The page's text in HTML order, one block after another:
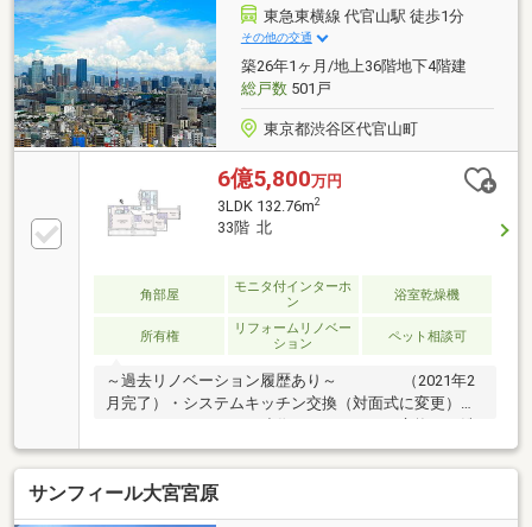
まいばすけっと 赤羽岩淵駅前店…約141ｍ ●セブン-イ
レブン 赤羽岩淵駅前店…約220ｍ※その他月額費用 地
代：4787円、ハイセクト利用料：1404円、町会費：
100円
東急東横線 代官山駅 徒歩1分
その他の交通
築26年1ヶ月/地上36階地下4階建
総戸数501戸
東京都渋谷区代官山町
6億5,800万円
3LDK 132.76m2
33階 北
角部屋
モニタ付インターホ
ン
浴室乾燥機
所有権
リフォームリノベー
ション
ペット相談可
～過去リノベーション履歴あり～ （2021年2
月完了）・システムキッチン交換（対面式に変更）・
面化粧台交換（2ボウルに変更）・トイレ交換 ・フ
ローリング、カーペット張替 ・建具交換 ・クロ
ス張替 ・SIC造作 ・洗濯機用防水パン交換
・・・等～物件特徴～・36階建て33階部分のため眺望
サンフィール大宮宮原